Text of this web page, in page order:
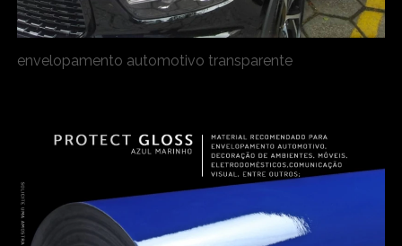
envelopamento automotivo transparente